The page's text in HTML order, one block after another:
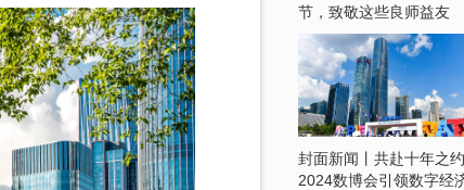
节，致敬这些良师益友
封面新闻丨共赴十年之约
2024数博会引领数字经